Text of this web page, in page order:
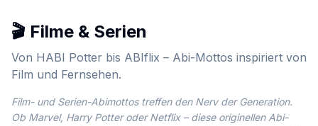
🎬 Filme & Serien
Von HABI Potter bis ABIflix – Abi-Mottos inspiriert von
Film und Fernsehen.
Film- und Serien-Abimottos treffen den Nerv der Generation.
Ob Marvel, Harry Potter oder Netflix – diese originellen Abi-